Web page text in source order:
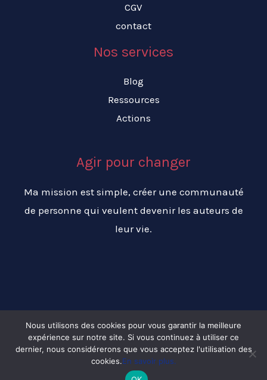
CGV
contact
Nos services
Blog
Ressources
Actions
Agir pour changer
Ma mission est simple, créer une communauté
de personne qui veulent devenir les auteurs de
leur vie.
Copyright © 2026 Changer ma vie pour réussir ma vie
Nous utilisons des cookies pour vous garantir la meilleure
expérience sur notre site. Si vous continuez à utiliser ce
dernier, nous considérerons que vous acceptez l'utilisation des
cookies.En savoir plus.